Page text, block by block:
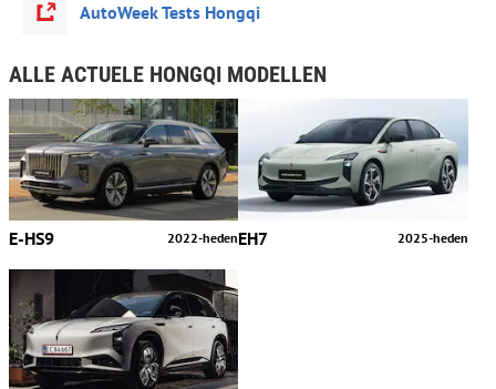
AutoWeek Tests Hongqi
ALLE ACTUELE HONGQI MODELLEN
E-HS9 2022-hedenEH7 2025-heden